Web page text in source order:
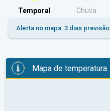
Temporal Chuva
Alerta no mapa: 3 dias previsão
Mapa de temperatura